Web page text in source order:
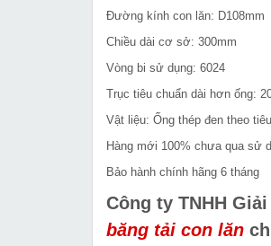
Đường kính con lăn: D108mm
Chiều dài cơ sở: 300mm
Vòng bi sử dụng: 6024
Trục tiêu chuẩn dài hơn ống:
Vật liệu: Ống thép đen theo
Hàng mới 100% chưa qua sử
Bảo hành chính hãng 6 tháng
Công ty TNHH
băng tải con lăn